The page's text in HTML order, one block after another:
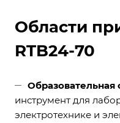
Области
RTB24-70
Образовательная
инструмент для
электротехнике и